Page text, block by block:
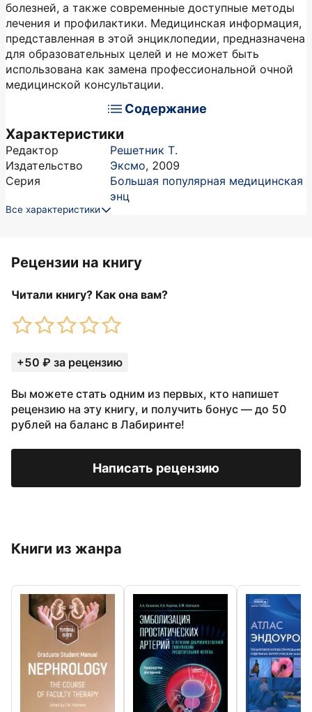
болезней, а также современные доступные методы
лечения и профилактики. Медицинская информация,
представленная в этой энциклопедии, предназначена
для образовательных целей и не может быть
использована как замена профессиональной очной
медицинской консультации.
Содержание
Характеристики
Редактор
Решетник Т.
Издательство
Эксмо, 2009
Серия
Большая популярная медицинская
энц
Все характеристики
Рецензии на книгу
Читали книгу? Как она вам?
+50 ₽ за рецензию
Вы можете стать одним из первых, кто напишет
рецензию на эту книгу, и получить бонус — до 50
рублей на баланс в Лабиринте!
Написать рецензию
Книги из жанра